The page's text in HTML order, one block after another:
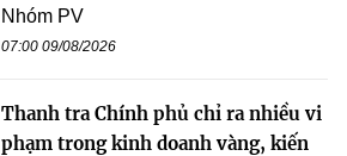
Nhóm PV
07:00 09/08/2026
Thanh tra Chính phủ chỉ ra nhiều vi
phạm trong kinh doanh vàng, kiến